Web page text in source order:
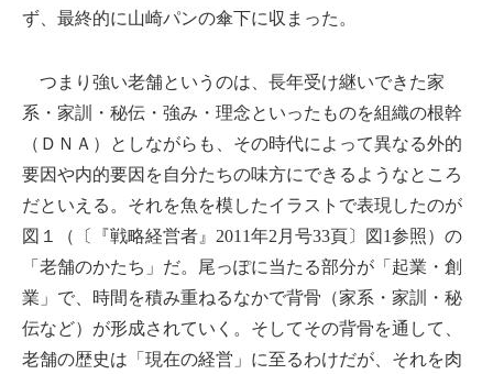
ず、最終的に山崎パンの傘下に収まった。
つまり強い老舗というのは、長年受け継いできた家
系・家訓・秘伝・強み・理念といったものを組織の根幹
（ＤＮＡ）としながらも、その時代によって異なる外的
要因や内的要因を自分たちの味方にできるようなところ
だといえる。それを魚を模したイラストで表現したのが
図１（〔『戦略経営者』2011年2月号33頁〕図1参照）の
「老舗のかたち」だ。尾っぽに当たる部分が「起業・創
業」で、時間を積み重ねるなかで背骨（家系・家訓・秘
伝など）が形成されていく。そしてその背骨を通して、
老舗の歴史は「現在の経営」に至るわけだが、それを肉